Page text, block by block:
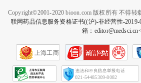
Copyright©2001-2020 bioon.com 版权所有 不得转
联网药品信息服务资格证书((沪)-非经营性-2019-
箱：editor@medsci.cn<
上海工商
021-54485309-8082